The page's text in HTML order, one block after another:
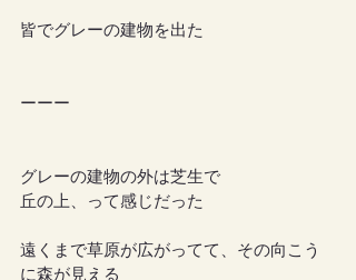
皆でグレーの建物を出た
ーーー
グレーの建物の外は芝生で
丘の上、って感じだった
遠くまで草原が広がってて、その向こう
に森が見える